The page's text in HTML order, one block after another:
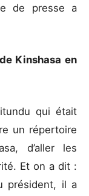
de presse a
Kinshasa en
qui était
un répertoire
d’aller les
Et on a dit :
président, il a